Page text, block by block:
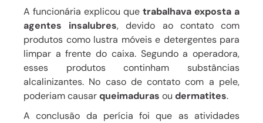
A funcionária explicou que trabalhava exposta a
agentes insalubres, devido ao contato com
produtos como lustra móveis e detergentes para
limpar a frente do caixa. Segundo a operadora,
esses produtos continham substâncias
alcalinizantes. No caso de contato com a pele,
poderiam causarqueimaduras ou dermatites.
A conclusão da perícia foi que as atividades